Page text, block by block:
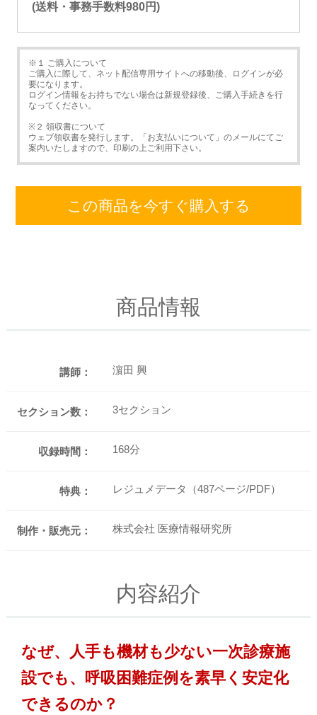
(送料・事務手数料980円)
※１ ご購入について
ご購入に際して、ネット配信専用サイトへの移動後、ログインが必
要になります。
ログイン情報をお持ちでない場合は新規登録後、ご購入手続きを行
なってください。
※２ 領収書について
ウェブ領収書を発行します。「お支払いについて」のメールにてご
案内いたしますので、印刷の上ご利用下さい。
この商品を今すぐ購入する
商品情報
講師： 濵田 興
セクション数： 3セクション
収録時間： 168分
特典： レジュメデータ（487ページ/PDF）
制作・販売元： 株式会社 医療情報研究所
内容紹介
なぜ、人手も機材も少ない一次診療施
設でも、呼吸困難症例を素早く安定化
できるのか？